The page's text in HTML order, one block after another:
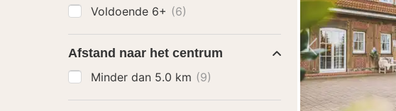
Vorige foto
Voldoende 6+ (6)
Afstand naar het centrum
Minder dan 5.0 km (9)